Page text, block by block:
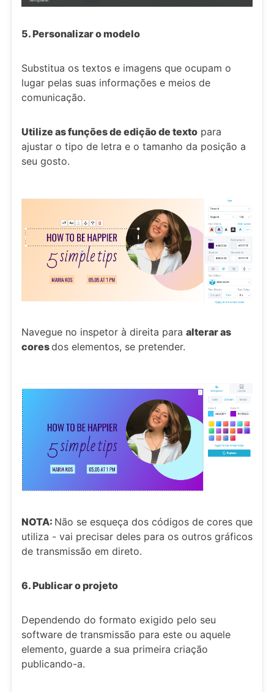
5. Personalizar o modelo
Substitua os textos e imagens que ocupam o
lugar pelas suas informações e meios de
comunicação.
Utilize as funções de edição de texto para
ajustar o tipo de letra e o tamanho da posição a
seu gosto.
Navegue no inspetor à direita para alterar as
coresdos elementos, se pretender.
NOTA: Não se esqueça dos códigos de cores que
utiliza - vai precisar deles para os outros gráficos
de transmissão em direto.
6. Publicar o projeto
Dependendo do formato exigido pelo seu
software de transmissão para este ou aquele
elemento, guarde a sua primeira criação
publicando-a.